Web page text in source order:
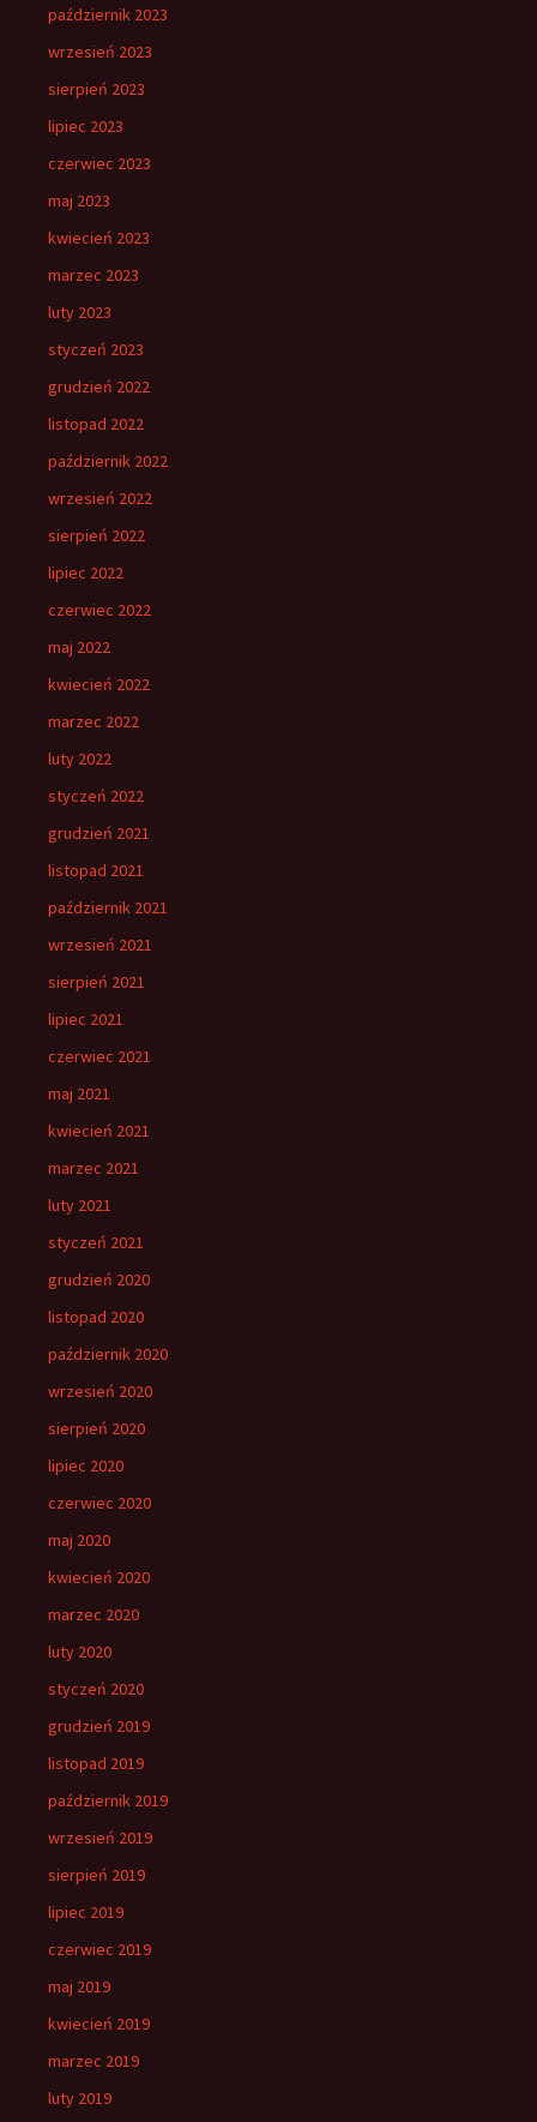
październik 2023
wrzesień 2023
sierpień 2023
lipiec 2023
czerwiec 2023
maj 2023
kwiecień 2023
marzec 2023
luty 2023
styczeń 2023
grudzień 2022
listopad 2022
październik 2022
wrzesień 2022
sierpień 2022
lipiec 2022
czerwiec 2022
maj 2022
kwiecień 2022
marzec 2022
luty 2022
styczeń 2022
grudzień 2021
listopad 2021
październik 2021
wrzesień 2021
sierpień 2021
lipiec 2021
czerwiec 2021
maj 2021
kwiecień 2021
marzec 2021
luty 2021
styczeń 2021
grudzień 2020
listopad 2020
październik 2020
wrzesień 2020
sierpień 2020
lipiec 2020
czerwiec 2020
maj 2020
kwiecień 2020
marzec 2020
luty 2020
styczeń 2020
grudzień 2019
listopad 2019
październik 2019
wrzesień 2019
sierpień 2019
lipiec 2019
czerwiec 2019
maj 2019
kwiecień 2019
marzec 2019
luty 2019